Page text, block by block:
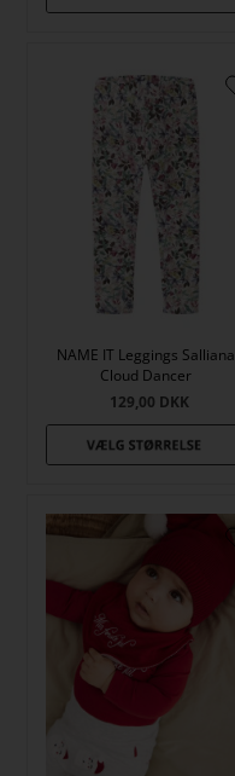
NAME IT Leggings Salliana
Cloud Dancer
129,00 DKK